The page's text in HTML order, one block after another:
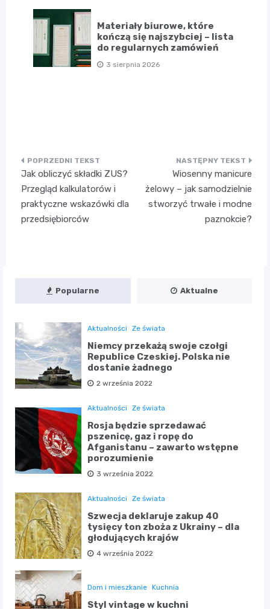
Materiały biurowe, które
kończą się najszybciej – lista
do regularnych zamówień
3 sierpnia 2026
Nawigacja
wpisu
Jak obliczyć składki ZUS?
Przegląd kalkulatorów i
praktyczne wskazówki dla
przedsiębiorców
Wiosenny manicure
żelowy – jak samodzielnie
stworzyć trwałe i modne
paznokcie?
Popularne Aktualne
Aktualności Ze świata
Niemcy przekażą swoje czołgi
Republice Czeskiej. Polska nie
dostanie żadnego
2 września 2022
Aktualności Ze świata
Rosja będzie sprzedawać
pszenicę, gaz i ropę do
Afganistanu – zawarto wstępne
porozumienie
3 września 2022
Aktualności Ze świata
Szwecja deklaruje zakup 40
tysięcy ton zboża z Ukrainy – dla
głodujących krajów
4 września 2022
Dom i mieszkanie Kuchnia
Styl vintage w kuchni